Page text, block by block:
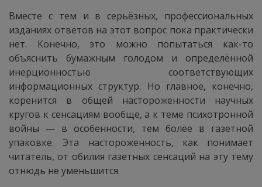
Вместе с тем и в серьёзных, профессиональных
изданиях ответов на этот вопрос пока практически
нет. Конечно, это можно попытаться как-то
объяснить бумажным голодом и определённой
инерционностью соответствующих
информационных структур. Но главное, конечно,
коренится в общей настороженности научных
кругов к сенсациям вообще, а к теме психотронной
войны — в особенности, тем более в газетной
упаковке. Эта настороженность, как понимает
читатель, от обилия газетных сенсаций на эту тему
отнюдь не уменьшится.